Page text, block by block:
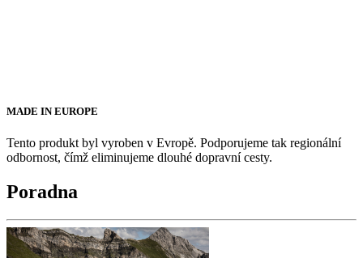
MADE IN EUROPE
Tento produkt byl vyroben v Evropě. Podporujeme tak regionální
odbornost, čímž eliminujeme dlouhé dopravní cesty.
Poradna